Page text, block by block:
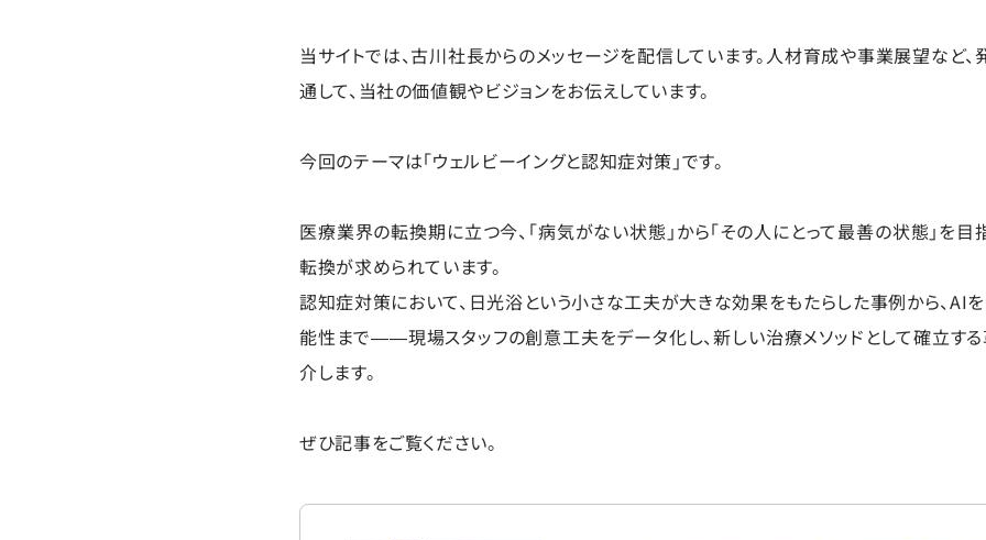
当サイトでは、古川社長からのメッセージを配信しています。人材育成や事業展望など
通して、当社の価値観やビジョンをお伝えしています。
今回のテーマは「ウェルビーイングと認知症対策」です。
医療業界の転換期に立つ今、「病気がない状態」から「その人にとって最善の状態」を
転換が求められています。
認知症対策において、日光浴という小さな工夫が大きな効果をもたらした事例から、AI
能性まで——現場スタッフの創意工夫をデータ化し、新しい治療メソッドとして確立す
介します。
ぜひ記事をご覧ください。